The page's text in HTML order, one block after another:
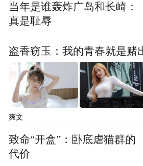
（注：图片及素材来源于
者所有。如有侵权请联系
85721622 。）
“特别声明：以上作品内容(包括在
频)为凤凰网旗下自媒体平台“大
布，本平台仅提供信息存储空间服
Notice: The content above
by the user of Dafeng Hao,
platform and merely provides
space services.”
当年是谁轰炸广岛和长崎：
真是耻辱
盗香窃玉：我的青春就是赌
爽文
致命“开盒”：卧底虐猫群的
代价